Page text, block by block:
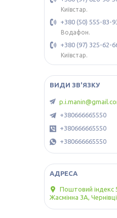
Київстар.
+380 (50) 555-83-
Водафон.
+380 (97) 325-62-
Київстар.
+380666665550
+380666665550
+380666665550
Поштовий індекс
Жасмінна 3А,